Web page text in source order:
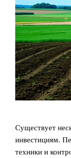
Существует
инвестициям.
техники и